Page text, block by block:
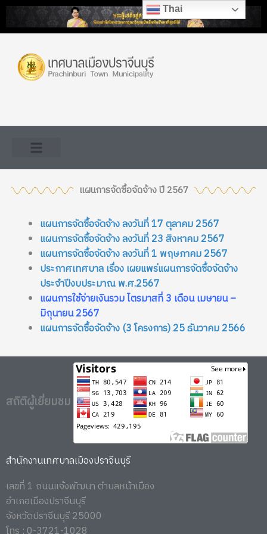
Skip
content
แผนการจัดซื้อจัดจ้าง ปี 2567
แผนการจัดซื้อจัดจ้าง ลงวันที่ 17 ตุลาคม 2567
แผนการจัดซื้อจัดจ้าง ลงวันที่ 23 สิงหาคม 2567
แผนการจัดซื้อจัดจ้าง ลงวันที่ 1 พฤษภาคม 2567
ประกาศเทศบาล เรื่อง เผยแพร่แผนการจัดซื้อจัดจ้าง
ประจำปีงบประมาณ พ.ศ.2567
แผนการใช้จ่ายเงินรวม ไตรมาสที่ 3 เดือน เมษายน –
มิถุนายน 2567
แผนการจัดซื้อจัดจ้าง (3 โครงการ) 25 ธันวาคม 2566
สถิติผู้เยี่ยมชม
สำนักงานเทศบาลเมืองปราจีนบุรี
เลขที่ 1 ถนนแจ้งพัฒนา ตำบลหน้าเมือง
อำเภอเมืองปราจีนบุรี
จังหวัดปราจีนบุรี 25000
Thai